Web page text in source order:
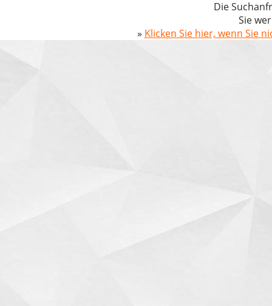
Die
Sie
» Klicken Sie hier, wenn Sie